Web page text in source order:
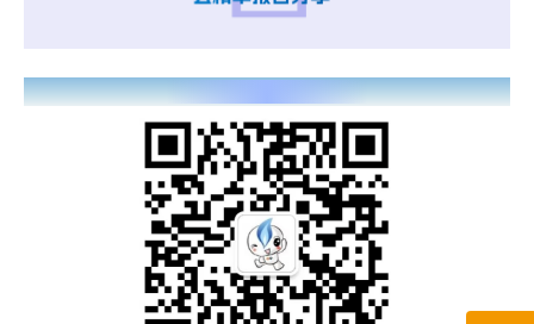
全心全意为燃气服务